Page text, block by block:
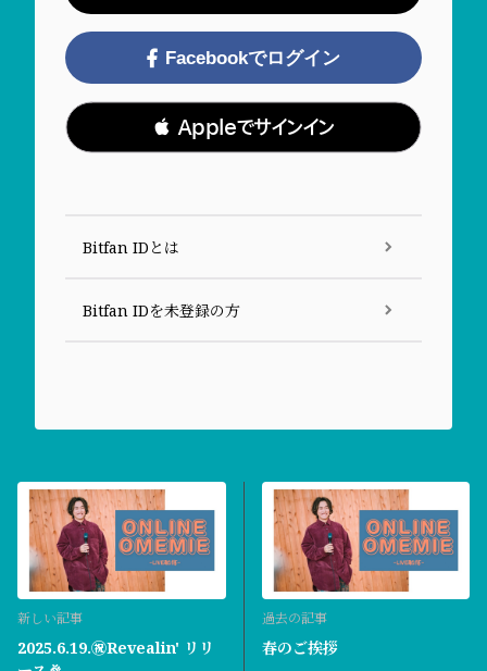
Facebookでログイン
 Appleでサインイン
Bitfan IDとは
Bitfan IDを未登録の方
新しい記事
2025.6.19.㊗️Revealin' リリ
過去の記事
春のご挨拶